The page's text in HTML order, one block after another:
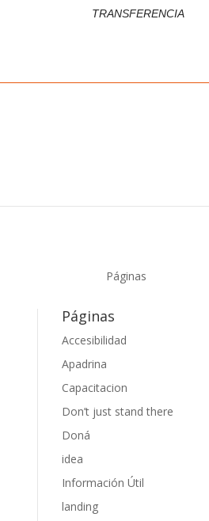
TRANSFERENCIA
Páginas
Páginas
Accesibilidad
Apadrina
Capacitacion
Don’t just stand there
Doná
idea
Información Útil
landing